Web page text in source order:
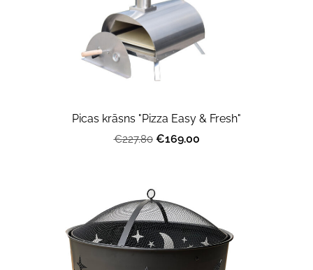
Picas krāsns "Pizza Easy & Fresh"
€227.80 €169.00